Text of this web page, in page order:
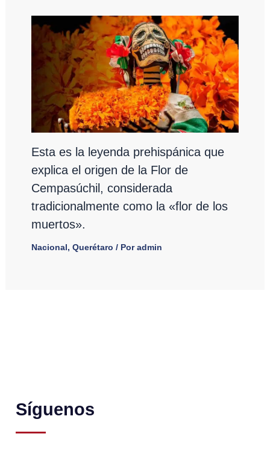
Esta es la leyenda prehispánica que
explica el origen de la Flor de
Cempasúchil, considerada
tradicionalmente como la «flor de los
muertos».
Nacional, Querétaro / Poradmin
Síguenos